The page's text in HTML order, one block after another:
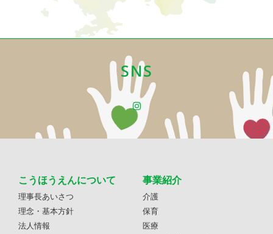
SNS
こうほうえんについて
理事長あいさつ
理念・基本方針
法人情報
事業紹介
介護
保育
医療